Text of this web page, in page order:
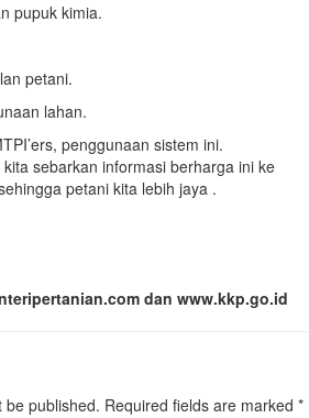
pupuk kimia.
petani.
lahan.
penggunaan sistem ini.
sebarkan informasi berharga ini ke
petani kita lebih jaya .
dan www.kkp.go.id
be published. Required fields are marked *